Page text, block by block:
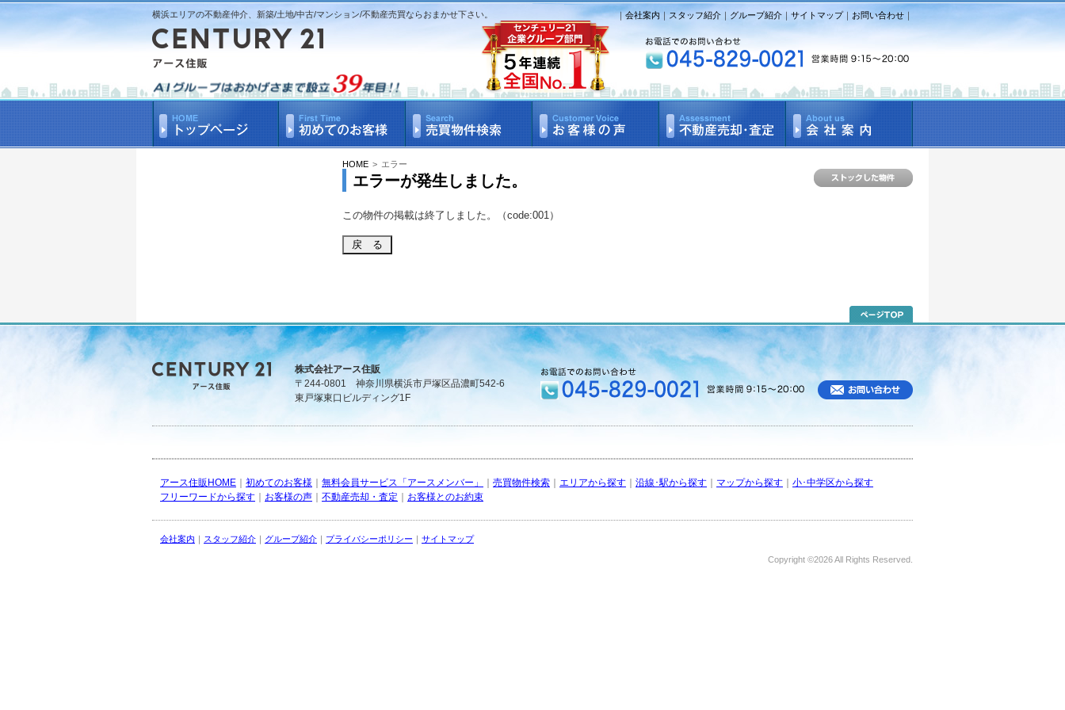
横浜エリアの不動産仲介、新築/土地/中古/マンション/不動産売買ならおまかせ下さい。 ｜会社案内 ｜スタッフ紹介 ｜ グループ紹介 ｜ サイトマップ｜ お問い合わせ ｜
HOME > エラー
エラーが発生しました。
この物件の掲載は終了しました。（code:001）
株式会社アース住販
〒244-0801 神奈川県横浜市戸塚区品濃町542-6
東戸塚東口ビルディング1F
アース住販HOME 初めてのお客様 無料会員サービス「アースメンバー」 売買物件検索 エリアから探す 沿線･駅から探す マップから探す
小･中学区から探す
フリーワードから探す
お客様の声 不動産売却・査定 お客様とのお約束
会社案内 ｜ スタッフ紹介 ｜ グループ紹介 ｜ プライバシーポリシー ｜ サイトマップ
Copyright ©2026 All Rights Reserved.